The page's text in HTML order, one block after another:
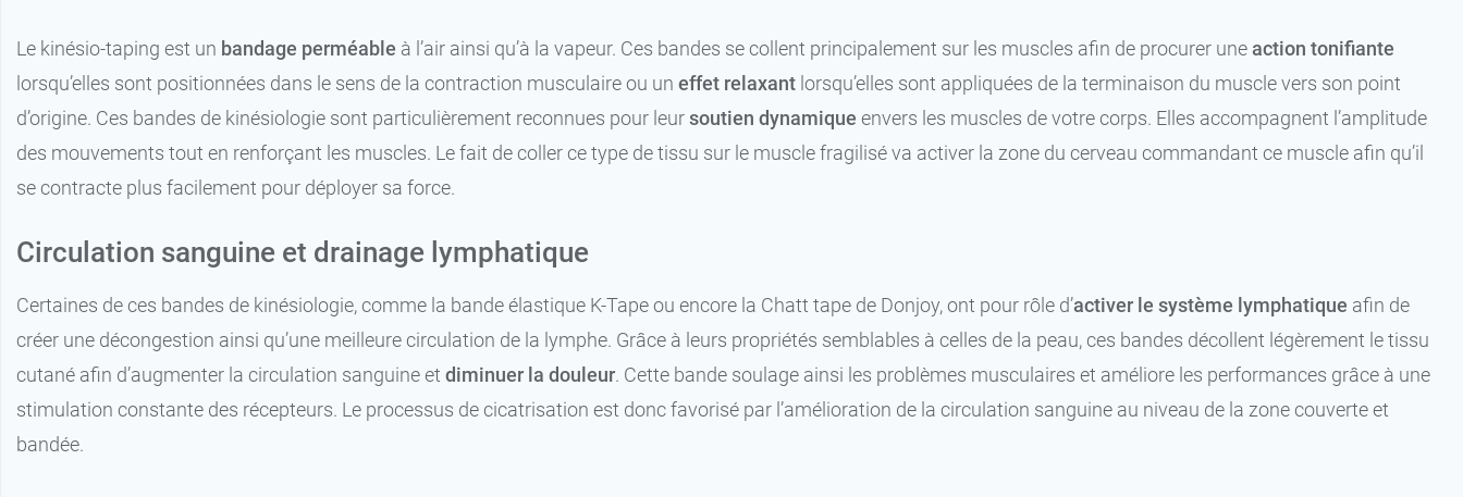
Le kinésio-taping est un bandage perméable à l’air ainsi qu’à la vapeur. Ces bandes se collent principalement sur les muscles afin de procurer une action tonifiante
lorsqu’elles sont positionnées dans le sens de la contraction musculaire ou un effet relaxant lorsqu’elles sont appliquées de la terminaison du muscle vers son point
d’origine. Ces bandes de kinésiologie sont particulièrement reconnues pour leursoutien dynamique envers les muscles de votre corps. Elles accompagnent l’amplitude
des mouvements tout en renforçant les muscles. Le fait de coller ce type de tissu sur le muscle fragilisé va activer la zone du cerveau commandant ce muscle afin qu’il
se contracte plus facilement pour déployer sa force.
Circulation sanguine et drainage lymphatique
Certaines de ces bandes de kinésiologie, comme la bande élastique K-Tape ou encore la Chatt tape de Donjoy, ont pour rôle d’activer le système lymphatique afin de
créer une décongestion ainsi qu’une meilleure circulation de la lymphe. Grâce à leurs propriétés semblables à celles de la peau, ces bandes décollent légèrement le tissu
cutané afin d’augmenter la circulation sanguine et diminuer la douleur. Cette bande soulage ainsi les problèmes musculaires et améliore les performances grâce à une
stimulation constante des récepteurs. Le processus de cicatrisation est donc favorisé par l’amélioration de la circulation sanguine au niveau de la zone couverte et
bandée.